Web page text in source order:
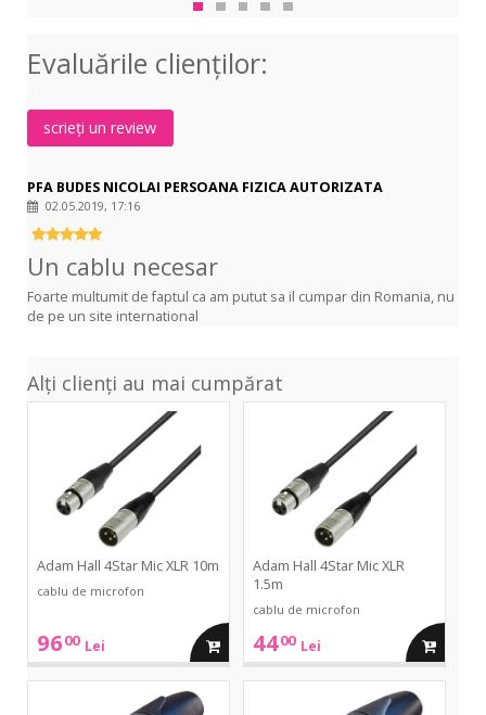
Sennheiser
Evaluările clienţilor:
scrieți un review
PFA BUDES NICOLAI PERSOANA FIZICA AUTORIZATA
02.05.2019, 17:16
Un cablu necesar
Foarte multumit de faptul ca am putut sa il cumpar din Romania, nu
de pe un site international
Alți clienți au mai cumpărat
Adam Hall 4Star Mic XLR 10m
cablu de microfon
9600 Lei adauga
in
Adam Hall 4Star Mic XLR
1.5m
cablu de microfon
4400 Lei adauga
in